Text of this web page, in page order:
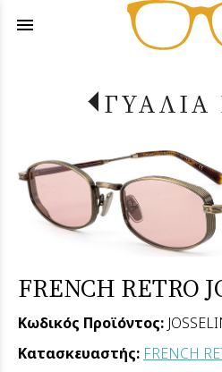
menu
ΓΥΑΛΙΑ
FRENCH RETRO
Κωδικός Προϊόντος:
Κατασκευαστής: FRENCH